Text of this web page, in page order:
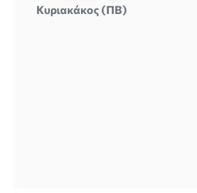
Κυριακάκος (ΠΒ)